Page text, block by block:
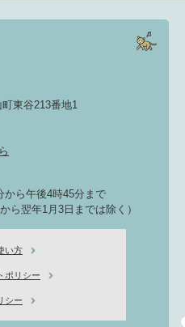
東谷213番地1
から午後4時45分まで
ら翌年1月3日までは除く）
い方
ポリシー
シー